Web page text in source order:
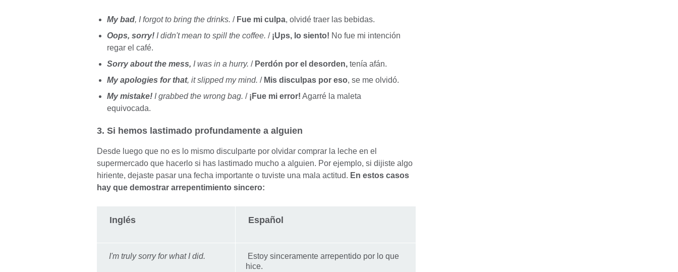
My bad, I forgot to bring the drinks. / Fue mi culpa, olvidé traer las bebidas.
Oops, sorry! I didn't mean to spill the coffee. /¡Ups, lo siento! No fue mi intención
regar el café.
Sorry about the mess, I was in a hurry. / Perdón por el desorden, tenía afán.
My apologies for that, it slipped my mind. /Mis disculpas por eso, se me olvidó.
My mistake! I grabbed the wrong bag. / ¡Fue mi error! Agarré la maleta
equivocada.
3. Si hemos lastimado profundamente a alguien
Desde luego que no es lo mismo disculparte por olvidar comprar la leche en el
supermercado que hacerlo si has lastimado mucho a alguien. Por ejemplo, si dijiste algo
hiriente, dejaste pasar una fecha importante o tuviste una mala actitud. En estos casos
hay que demostrar arrepentimiento sincero:
Inglés Español
I'm truly sorry for what I did.
Estoy sinceramente arrepentido por lo que
hice.